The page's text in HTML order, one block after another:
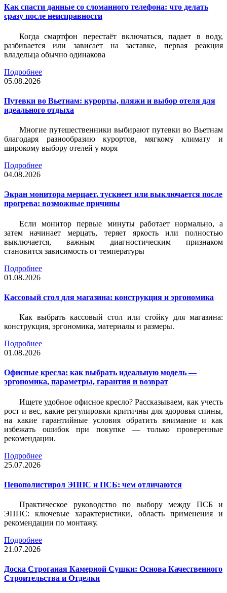
Как спасти данные со сломанного телефона: что делать
сразу после неисправности
Когда смартфон перестаёт включаться, падает в воду,
разбивается или зависает на заставке, первая реакция
владельца обычно одинакова
Подробнее
05.08.2026
Путевки во Вьетнам: курорты, пляжи и выбор отеля для
идеального отдыха
Многие путешественники выбирают путевки во Вьетнам
благодаря разнообразию курортов, мягкому климату и
широкому выбору отелей у моря
Подробнее
04.08.2026
Экран монитора мерцает, тускнеет или выключается после
прогрева: возможные причины
Если монитор первые минуты работает нормально, а
затем начинает мерцать, теряет яркость или полностью
выключается, важным диагностическим признаком
становится зависимость от температуры
Подробнее
01.08.2026
Кассовый стол для магазина: конструкция и эргономика
Как выбрать кассовый стол или стойку для магазина:
конструкция, эргономика, материалы и размеры.
Подробнее
01.08.2026
Офисные кресла: как выбрать идеальную модель —
эргономика, параметры, гарантия и возврат
Ищете удобное офисное кресло? Рассказываем, как учесть
рост и вес, какие регулировки критичны для здоровья спины,
на какие гарантийные условия обратить внимание и как
избежать ошибок при покупке — только проверенные
рекомендации.
Подробнее
25.07.2026
Пенополистирол ЭППС и ПСБ: чем отличаются
Практическое руководство по выбору между ПСБ и
ЭППС: ключевые характеристики, область применения и
рекомендации по монтажу.
Подробнее
21.07.2026
Доска Строганая Камерной Сушки: Основа Качественного
Строительства и Отделки